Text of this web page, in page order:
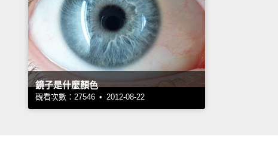
鏡子是什麼顏色
觀看次數：27546 • 2012-08-22